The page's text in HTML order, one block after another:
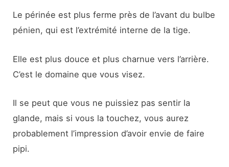
Le périnée est plus ferme près de l’avant du bulbe
pénien, qui est l’extrémité interne de la tige.
Elle est plus douce et plus charnue vers l’arrière.
C’est le domaine que vous visez.
Il se peut que vous ne puissiez pas sentir la
glande, mais si vous la touchez, vous aurez
probablement l’impression d’avoir envie de faire
pipi.